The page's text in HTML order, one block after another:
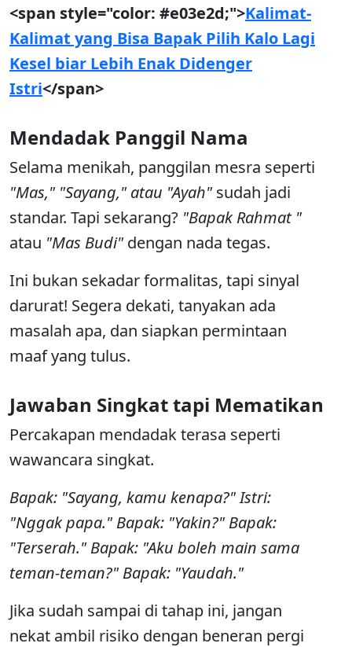
<span style="color: #e03e2d;">Kalimat-
Kalimat yang Bisa Bapak Pilih Kalo Lagi
Kesel biar Lebih Enak Didenger
Istri</span>
Mendadak Panggil Nama
Selama menikah, panggilan mesra seperti
"Mas," "Sayang," atau "Ayah" sudah jadi
standar. Tapi sekarang? "Bapak Rahmat "
atau "Mas Budi" dengan nada tegas.
Ini bukan sekadar formalitas, tapi sinyal
darurat! Segera dekati, tanyakan ada
masalah apa, dan siapkan permintaan
maaf yang tulus.
Jawaban Singkat tapi Mematikan
Percakapan mendadak terasa seperti
wawancara singkat.
Bapak: "Sayang, kamu kenapa?" Istri:
"Nggak papa." Bapak: "Yakin?" Bapak:
"Terserah." Bapak: "Aku boleh main sama
teman-teman?" Bapak: "Yaudah."
Jika sudah sampai di tahap ini, jangan
nekat ambil risiko dengan beneran pergi